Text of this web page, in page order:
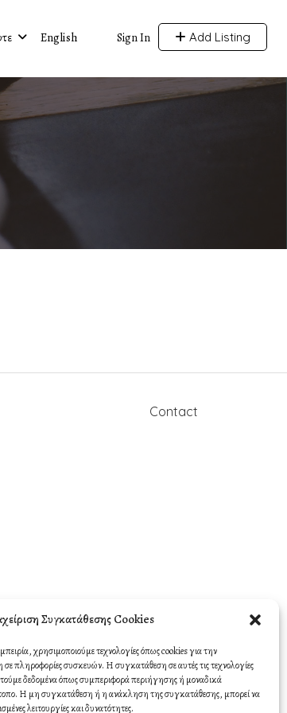
Συγκατάθεσης Cookies
χρησιμοποιούμε τεχνολογίες όπως cookies για την
πληροφορίες συσκευών. Η συγκατάθεση σε αυτές τις τεχνολογίες
δεδομένα όπως συμπεριφορά περιήγησης ή μοναδικά
Η μη συγκατάθεση ή η ανάκληση της συγκατάθεσης, μπορεί να
λειτουργίες και δυνατότητες.
Sign In Add Listing
English
Contact